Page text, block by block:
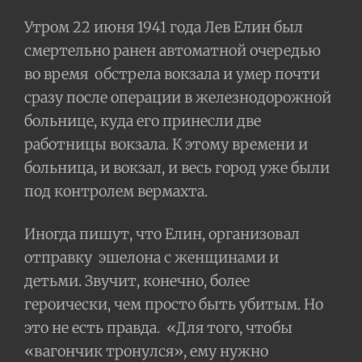
Утром 22 июня 1941 года Лев Елин был
смертельно ранен автоматной очередью
во время обстрела вокзала и умер почти
сразу после операции в железнодорожной
больнице, куда его принесли две
работницы вокзала. К этому времени и
больница, и вокзал, и весь город уже были
под контролем вермахта.
Иногда пишут, что Елин, организовал
отправку эшелона с женщинами и
детьми. Звучит, конечно, более
героически, чем просто быть убитым. Но
это не есть правда. «Для того, чтобы
«вагончик тронулся», ему нужно